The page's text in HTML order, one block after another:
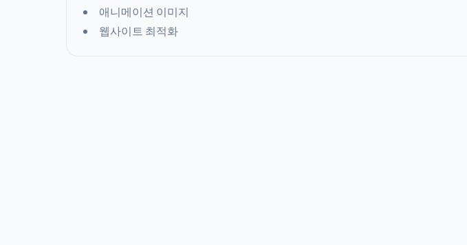
애니메이션 이미지
웹사이트 최적화